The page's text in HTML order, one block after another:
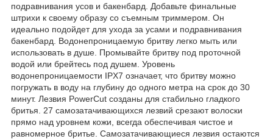
подравнивания усов и бакенбард. Добавьте финальные
штрихи к своему образу со съемным триммером. Он
идеально подойдет для ухода за усами и подравнивания
бакенбард. Водонепроницаемую бритву легко мыть или
использовать в душе. Промывайте бритву под проточной
водой или брейтесь под душем. Уровень
водонепроницаемости IPX7 означает, что бритву можно
погружать в воду на глубину до одного метра на срок до 30
минут. Лезвия PowerCut созданы для стабильно гладкого
бритья. 27 самозатачивающихся лезвий срезают волоски
прямо над уровнем кожи, всегда обеспечивая чистое и
равномерное бритье. Самозатачивающиеся лезвия остаются